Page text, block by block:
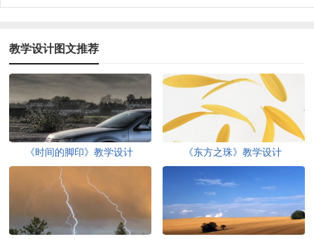
教学设计图文推荐
《时间的脚印》教学设计 《东方之珠》教学设计